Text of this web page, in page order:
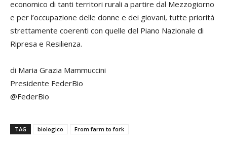
economico di tanti territori rurali a partire dal Mezzogiorno
e per l’occupazione delle donne e dei giovani, tutte priorità
strettamente coerenti con quelle del Piano Nazionale di
Ripresa e Resilienza.
di Maria Grazia Mammuccini
Presidente FederBio
@FederBio
TAG biologico From farm to fork